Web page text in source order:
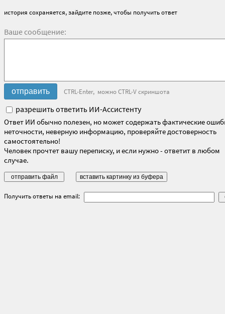
история сохраняется, зайдите позже, чтобы получить ответ
Ваше сообщение:
CTRL-Enter, можно CTRL-V скриншота
разрешить ответить ИИ-Ассистенту
Ответ ИИ обычно полезен, но может содержать фактические
неточности, неверную информацию, проверяйте достоверность
самостоятельно!
Человек прочтет вашу переписку, и если нужно - ответит в любом
случае.
Получить ответы на email: